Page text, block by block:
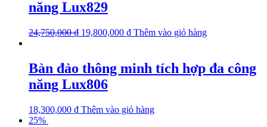
năng Lux829
24,750,000₫ 19,800,000 ₫ Thêm vào giỏ hàng
Bàn đảo thông minh tích hợp đa công
năng Lux806
18,300,000 ₫ Thêm vào giỏ hàng
25%